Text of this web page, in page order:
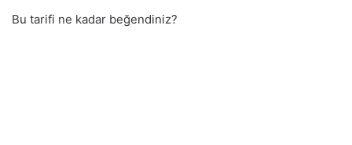
Bu tarifi ne kadar beğendiniz?